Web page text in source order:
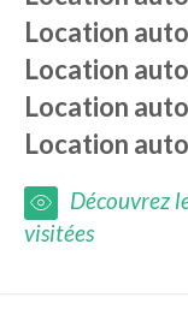
Location
Location
Location
Location
Découvrez
visitées